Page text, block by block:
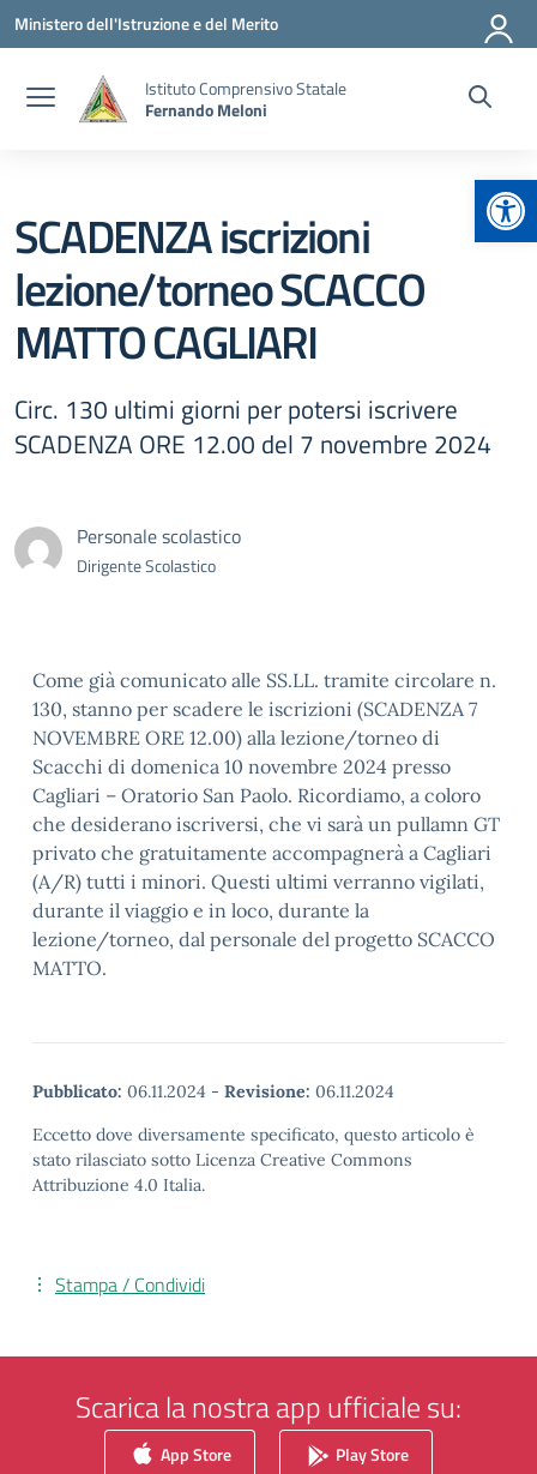
Vai ai contenuti
Vai al menu di navigazione
Vai al footer
Ministero dell'Istruzione e del Merito
Istituto Comprensivo Statale
Fernando Meloni
SCADENZA iscrizioni
lezione/torneo SCACCO
MATTO CAGLIARI
Circ. 130 ultimi giorni per potersi iscrivere
SCADENZA ORE 12.00 del 7 novembre 2024
Personale scolastico
Dirigente Scolastico
Come già comunicato alle SS.LL. tramite circolare n.
130, stanno per scadere le iscrizioni (SCADENZA 7
NOVEMBRE ORE 12.00) alla lezione/torneo di
Scacchi di domenica 10 novembre 2024 presso
Cagliari – Oratorio San Paolo. Ricordiamo, a coloro
che desiderano iscriversi, che vi sarà un pullamn GT
privato che gratuitamente accompagnerà a Cagliari
(A/R) tutti i minori. Questi ultimi verranno vigilati,
durante il viaggio e in loco, durante la
lezione/torneo, dal personale del progetto SCACCO
MATTO.
Pubblicato: 06.11.2024 - Revisione: 06.11.2024
Eccetto dove diversamente specificato, questo articolo è
stato rilasciato sotto Licenza Creative Commons
Attribuzione 4.0 Italia.
Stampa / Condividi
Scarica la nostra app ufficiale su:
App Store Play Store